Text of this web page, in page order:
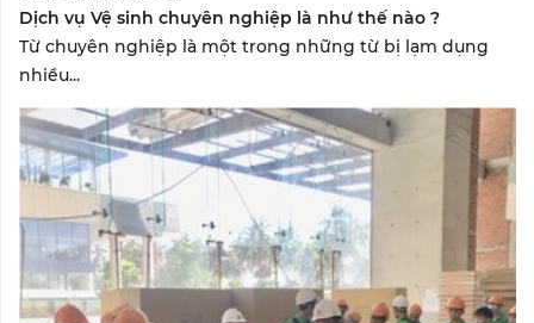
Dịch vụ Vệ sinh chuyên nghiệp là như thế nào ?
Từ chuyên nghiệp là một trong những từ bị lạm dụng
nhiều...